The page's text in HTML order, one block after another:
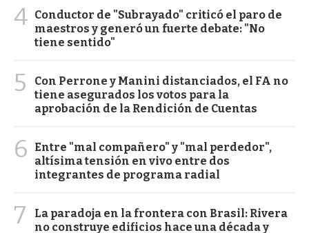
4 Conductor de "Subrayado" criticó el paro de
maestros y generó un fuerte debate: "No
tiene sentido"
5
Con Perrone y Manini distanciados, el FA no
tiene asegurados los votos para la
aprobación de la Rendición de Cuentas
6
Entre "mal compañero" y "mal perdedor",
altísima tensión en vivo entre dos
integrantes de programa radial
7
La paradoja en la frontera con Brasil: Rivera
no construye edificios hace una década y